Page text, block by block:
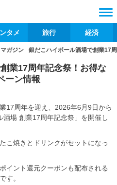
タメ 旅行 経済
マガジン 銀だこハイボール酒場で創業17
業17周年記念祭！お得な
ーン情報
17周年を迎え、2026年6月9日から
場 創業17周年記念祭」を開催し
こ焼きとドリンクがセットになっ
イント還元クーポンも配布される
す。